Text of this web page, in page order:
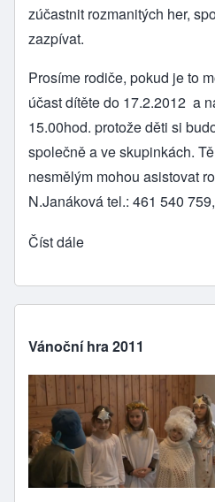
zúčastnit rozmanitých her,
zazpívat.
Prosíme rodiče, pokud je to
účast dítěte do 17.2.2012 a
15.00hod. protože děti si
společně a ve skupinkách.
nesmělým mohou asistovat
N.Janáková tel.: 461 540 759,
Číst dále
Vánoční hra 2011